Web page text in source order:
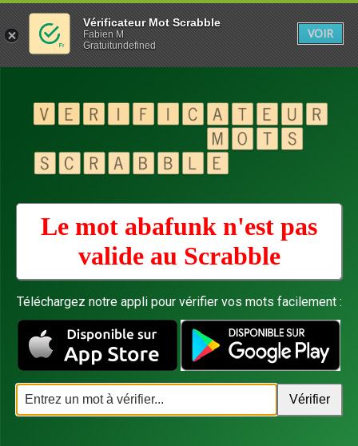
Le mot abafunk n'est pas
valide au Scrabble
Téléchargez notre appli pour vérifier vos mots facilement :
Vérificateur Mot Scrabble
Fabien M
Gratuitundefined
VOIR